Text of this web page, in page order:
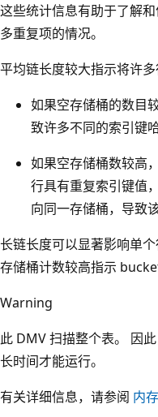
这些统计信息有助于了解
多重复项的情况。
平均链长度较大指示将许
如果空存储桶的数目
致许多不同的索引键
如果空存储桶数较高
行具有重复索引键值
向同一存储桶，导致
长链长度可以显著影响单
存储桶计数较高指示
Warning
此 DMV 扫描整个表。 因
长时间才能运行。
有关详细信息，请参阅 内